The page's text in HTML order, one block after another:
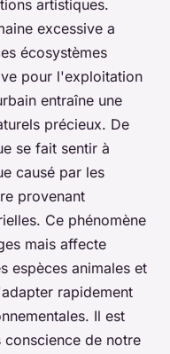
artistiques.
excessive a
écosystèmes
pour l'exploitation
entraîne une
précieux. De
se fait sentir à
causé par les
provenant
Ce phénomène
mais affecte
espèces animales et
rapidement
Il est
de notre